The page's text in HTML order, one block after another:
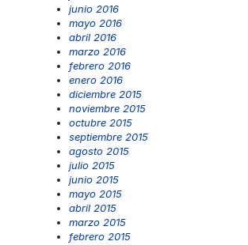
junio 2016
mayo 2016
abril 2016
marzo 2016
febrero 2016
enero 2016
diciembre 2015
noviembre 2015
octubre 2015
septiembre 2015
agosto 2015
julio 2015
junio 2015
mayo 2015
abril 2015
marzo 2015
febrero 2015